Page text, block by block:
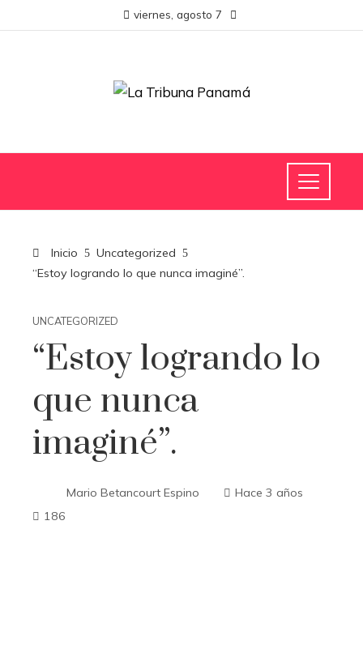
viernes, agosto 7
Inicio
Uncategorized
“Estoy logrando lo que nunca imaginé”.
UNCATEGORIZED
“Estoy logrando lo
que nunca
imaginé”.
Mario Betancourt Espino
Hace 3 años
186